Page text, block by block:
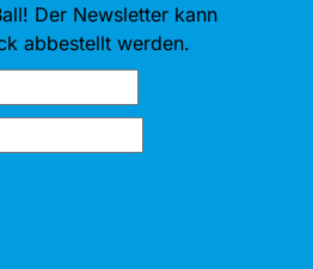
Der Newsletter kann
abbestellt werden.